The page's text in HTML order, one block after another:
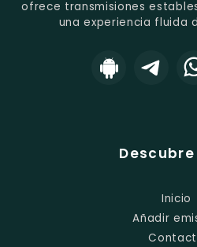
ofrece transmisiones
una experiencia fluida
Inicio
Añadir